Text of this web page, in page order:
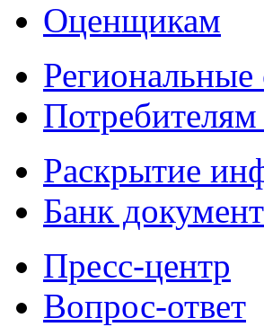
Оценщикам
Раскрытие
Банк
Пресс-центр
Вопрос-ответ